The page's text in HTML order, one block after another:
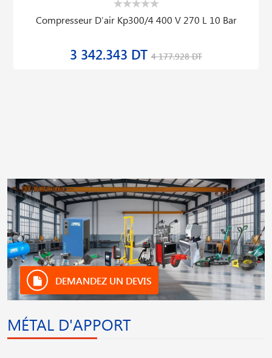
Compresseur D′air Kp300/4 400 V 270 L 10 Bar
3 342.343 DT 4 177.928 DT
DEMANDEZ UN DEVIS
MÉTAL D'APPORT